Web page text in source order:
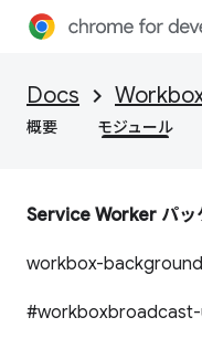
Docs
概要 モジュール
Service Worker パッ
workbox-